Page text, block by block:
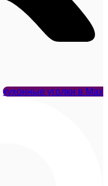
кухонные уголки в Max